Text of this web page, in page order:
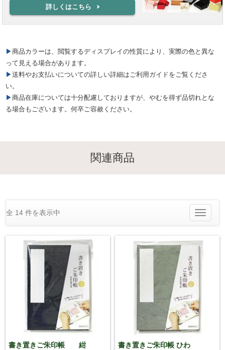
詳しくはこちら
▶商品カラーは、閲覧するディスプレイの性質により、実際の色と異な
って見える場合があります。
▶送料やお支払いについての詳しい詳細はご利用ガイドをご覧くださ
い。
▶商品在庫については十分配慮しておりますが、やむを得ず品切れとな
る場合もございます。何卒ご容赦ください。
関連商品
Toggle
全 14 件を表示中
書き置きご朱印帳 紺
書き置きご朱印帳 ひわ